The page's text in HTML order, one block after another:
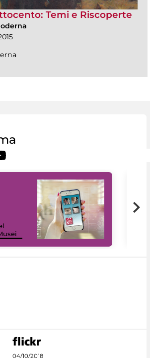
Temi e Riscoperte
04/10/2018